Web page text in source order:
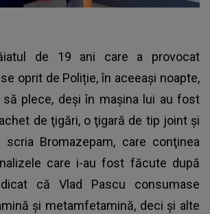
de 19 ani care a provocat
oprit de Poliție, în aceeași noapte,
plece, deși în mașina lui au fost
de ţigări, o ţigară de tip joint şi
Bromazepam, care conţinea
care i-au fost făcute după
că Vlad Pascu consumase
şi metamfetamină, deci și alte